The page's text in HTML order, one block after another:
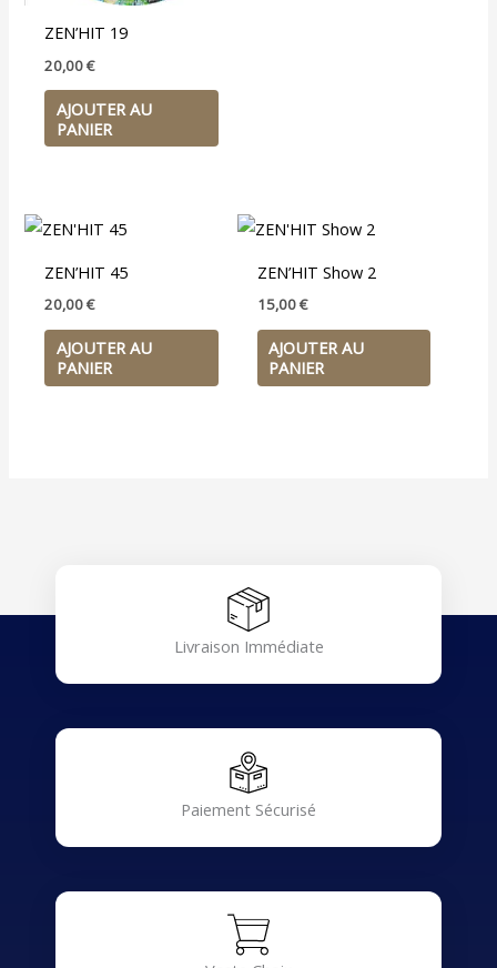
ZEN’HIT 19
20,00€
AJOUTER AU
PANIER
ZEN’HIT 45
20,00€
AJOUTER AU
PANIER
ZEN’HIT Show 2
15,00€
AJOUTER AU
PANIER
Livraison Immédiate
Paiement Sécurisé